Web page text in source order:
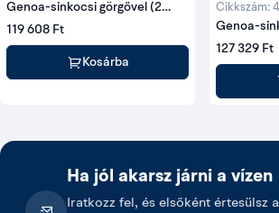
Genoa-sínkocsi görgővel (2
kötélhez)
119 608 Ft
Kosárba
Cikkszám:
Genoa-
127 329 Ft
Ha jól akarsz járni a vízen
Iratkozz fel, és elsőként értesülsz